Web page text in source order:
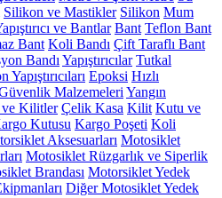
Silikon ve Mastikler Silikon Mum
ve Bantlar Bant Teflon Bant
Bant Koli Bandı Çift Taraflı Bant
Bandı Yapıştırıcılar Tutkal
Yapıştırıcıları Epoksi Hızlı
Malzemeleri Yangın
ve Kilitler Çelik Kasa Kilit Kutu ve
Kutusu Kargo Poşeti Koli
Aksesuarları Motosiklet
Motosiklet Rüzgarlık ve Siperlik
Brandası Motorsiklet Yedek
Diğer Motosiklet Yedek